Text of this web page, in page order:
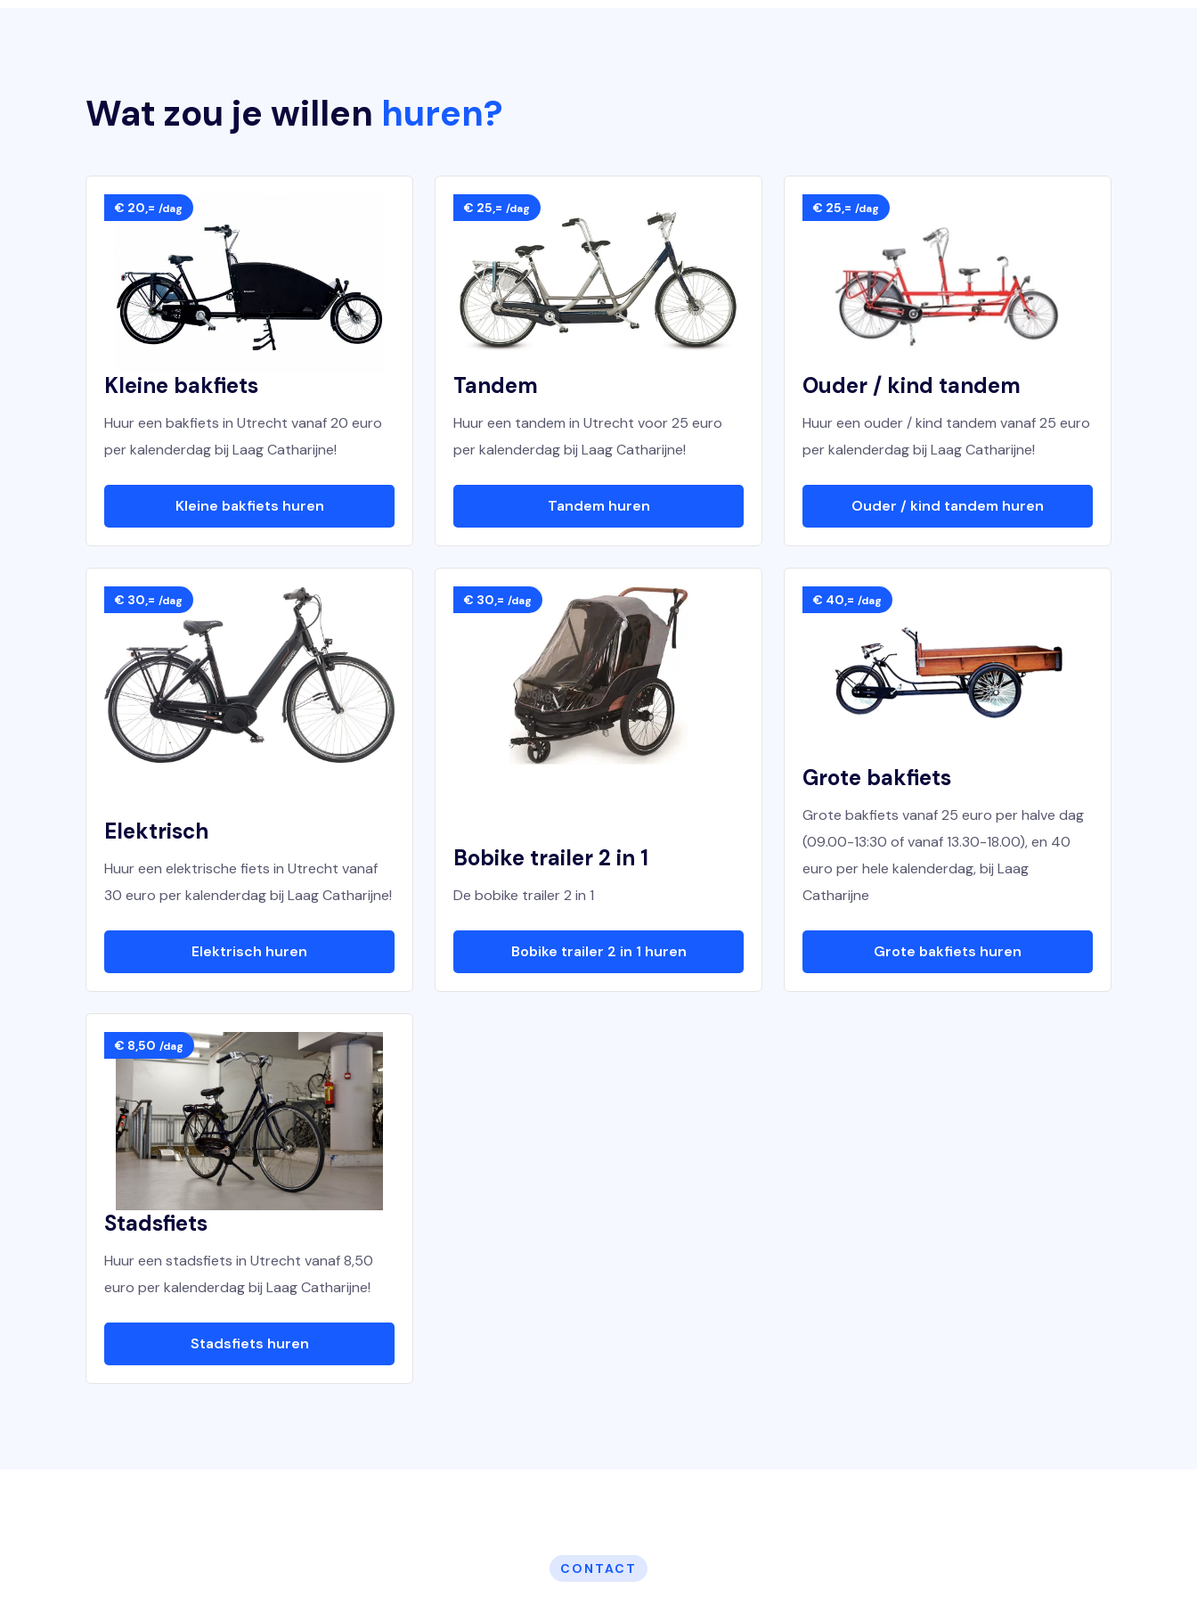
Wat zou je willen huren?
Kleine bakfiets
Huur een bakfiets in Utrecht vanaf 20 euro
per kalenderdag bij Laag Catharijne!
Kleine bakfiets huren
€ 20,= /dag
Tandem
Huur een tandem in Utrecht voor 25 euro
per kalenderdag bij Laag Catharijne!
Tandem huren
€ 25,= /dag
Ouder / kind tandem
Huur een ouder / kind tandem vanaf 25 euro
per kalenderdag bij Laag Catharijne!
Ouder / kind tandem huren
€ 25,= /dag
Elektrisch
Huur een elektrische fiets in Utrecht vanaf
30 euro per kalenderdag bij Laag Catharijne!
Elektrisch huren
€ 30,= /dag
Bobike trailer 2 in 1
De bobike trailer 2 in 1
Bobike trailer 2 in 1 huren
€ 30,= /dag
Grote bakfiets
Grote bakfiets vanaf 25 euro per halve dag
(09.00-13:30 of vanaf 13.30-18.00), en 40
euro per hele kalenderdag, bij Laag
Catharijne
Grote bakfiets huren
€ 40,= /dag
Stadsfiets
Huur een stadsfiets in Utrecht vanaf 8,50
euro per kalenderdag bij Laag Catharijne!
Stadsfiets huren
€ 8,50 /dag
CONTACT